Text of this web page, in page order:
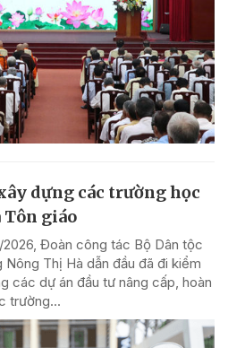
dựng các trường học
Tôn giáo
Đoàn công tác Bộ Dân tộc
Thị Hà dẫn đầu đã đi kiểm
các dự án đầu tư nâng cấp, hoàn
trường...